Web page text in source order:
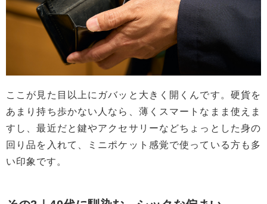
ここが見た目以上にガバッと大きく開くんです。硬貨を
あまり持ち歩かない人なら、薄くスマートなまま使えま
すし、最近だと鍵やアクセサリーなどちょっとした身の
回り品を入れて、ミニポケット感覚で使っている方も多
い印象です。